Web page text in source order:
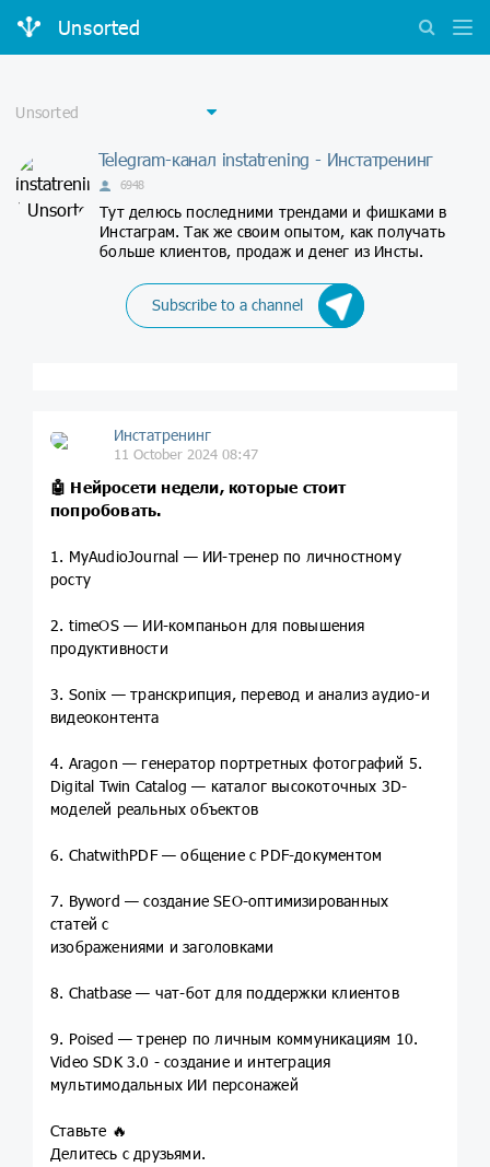
Unsorted
Telegram-канал instatrening - Инстатренинг
6948
Тут делюсь последними трендами и фишками в
Инстаграм. Так же своим опытом, как получать
больше клиентов, продаж и денег из Инсты.
Subscribe to a channel
Инстатренинг
11 October 2024 08:47
🤖 Нейросети недели, которые стоит
попробовать.
1. MyAudioJournal — ИИ-тренер по личностному
росту
2. timeOS — ИИ-компаньон для повышения
продуктивности
3. Sonix — транскрипция, перевод и анализ аудио-и
видеоконтента
4. Aragon — генератор портретных фотографий 5.
Digital Twin Catalog — каталог высокоточных 3D-
моделей реальных объектов
6. ChatwithPDF — общение с PDF-документом
7. Byword — создание SEO-оптимизированных
статей с
изображениями и заголовками
8. Chatbase — чат-бот для поддержки клиентов
9. Poised — тренер по личным коммуникациям 10.
Video SDK 3.0 - создание и интеграция
мультимодальных ИИ персонажей
Ставьте 🔥
Делитесь с друзьями.